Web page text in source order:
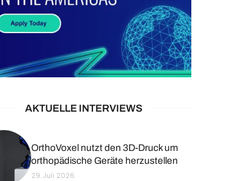
AKTUELLE INTERVIEWS
OrthoVoxel nutzt den 3D-Druck um
orthopädische Geräte herzustellen
29. Juli 2026